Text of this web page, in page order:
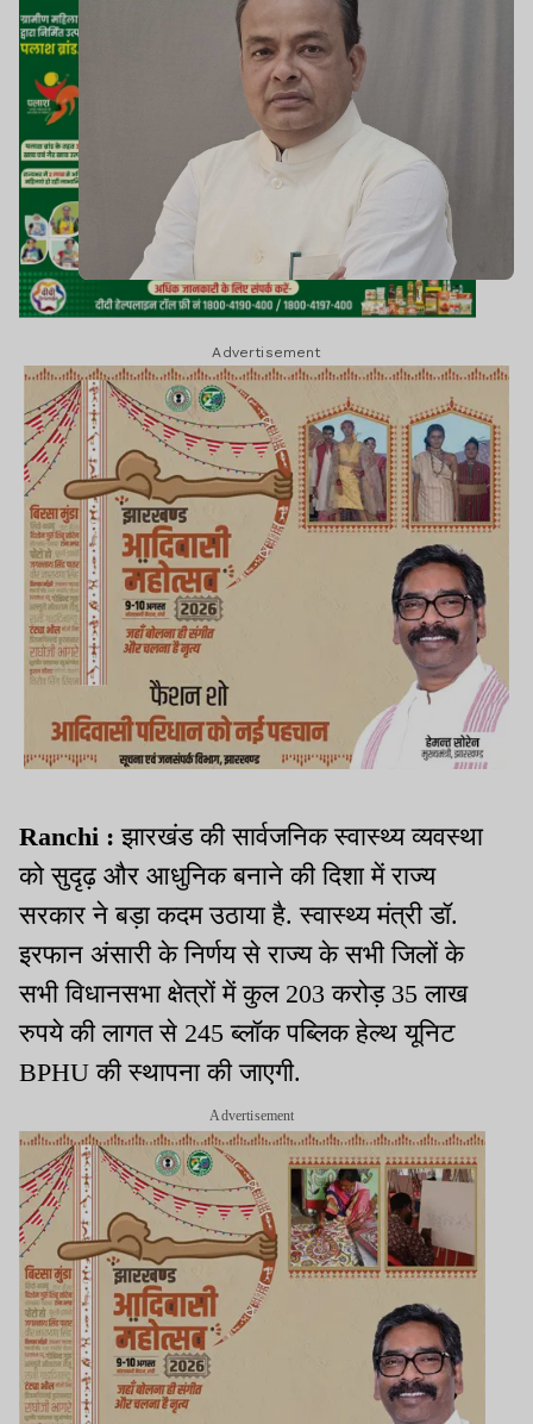
Advertisement
Ranchi :झारखंड की सार्वजनिक स्वास्थ्य व्यवस्था
को सुदृढ़ और आधुनिक बनाने की दिशा में राज्य
सरकार ने बड़ा कदम उठाया है. स्वास्थ्य मंत्री डॉ.
इरफान अंसारी के निर्णय से राज्य के सभी जिलों के
सभी विधानसभा क्षेत्रों में कुल 203 करोड़ 35 लाख
रुपये की लागत से 245 ब्लॉक पब्लिक हेल्थ यूनिट
BPHU की स्थापना की जाएगी.
Advertisement